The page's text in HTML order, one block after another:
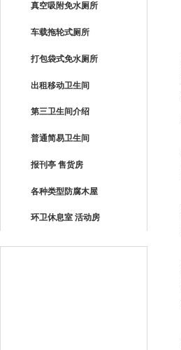
真空吸附免水厕所
车载拖轮式厕所
打包袋式免水厕所
出租移动卫生间
第三卫生间介绍
普通简易卫生间
报刊亭 售货房
各种类型防腐木屋
环卫休息室 活动房